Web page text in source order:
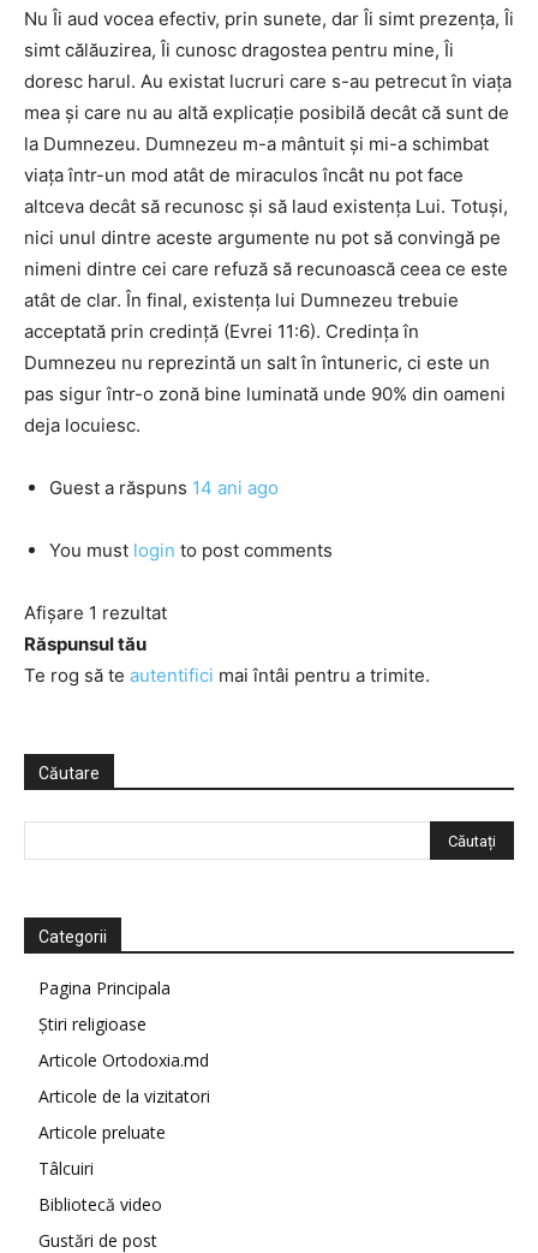
Nu Îi aud vocea efectiv, prin sunete, dar Îi simt prezenţa, Îi
simt călăuzirea, Îi cunosc dragostea pentru mine, Îi
doresc harul. Au existat lucruri care s-au petrecut în viaţa
mea şi care nu au altă explicaţie posibilă decât că sunt de
la Dumnezeu. Dumnezeu m-a mântuit şi mi-a schimbat
viaţa într-un mod atât de miraculos încât nu pot face
altceva decât să recunosc şi să laud existenţa Lui. Totuşi,
nici unul dintre aceste argumente nu pot să convingă pe
nimeni dintre cei care refuză să recunoască ceea ce este
atât de clar. În final, existenţa lui Dumnezeu trebuie
acceptată prin credinţă (Evrei 11:6). Credinţa în
Dumnezeu nu reprezintă un salt în întuneric, ci este un
pas sigur într-o zonă bine luminată unde 90% din oameni
deja locuiesc.
Guest a răspuns 14 ani ago
You must login to post comments
Afișare 1 rezultat
Răspunsul tău
Te rog să te autentifici mai întâi pentru a trimite.
Căutare
Categorii
Pagina Principala
Știri religioase
Articole Ortodoxia.md
Articole de la vizitatori
Articole preluate
Tâlcuiri
Bibliotecă video
Gustări de post